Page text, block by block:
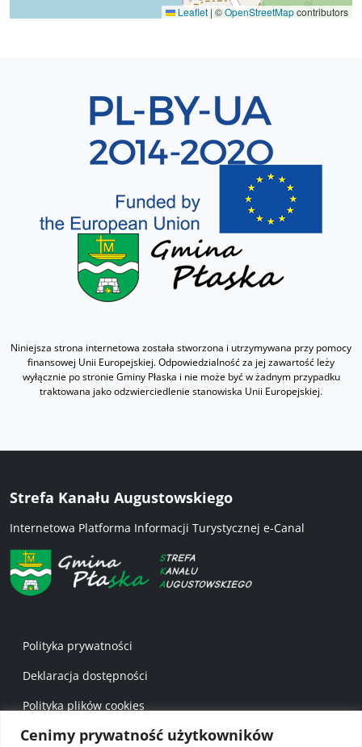
Cenimy prywatność użytkowników
Leaflet | ©OpenStreetMapcontributors
Niniejsza strona internetowa została stworzona i utrzymywana przy pomocy
finansowej Unii Europejskiej. Odpowiedzialność za jej zawartość leży
wyłącznie po stronie Gminy Płaska i nie może być w żadnym przypadku
traktowana jako odzwierciedlenie stanowiska Unii Europejskiej.
Strefa Kanału Augustowskiego
Internetowa Platforma Informacji Turystycznej e-Canal
Menu w stopce 1
Polityka prywatności
Deklaracja dostępności
Polityka plików cookies
Mapa strony